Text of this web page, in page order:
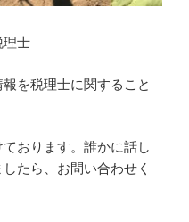
士
を税理士に関すること
おります。誰かに話し
たら、お問い合わせく